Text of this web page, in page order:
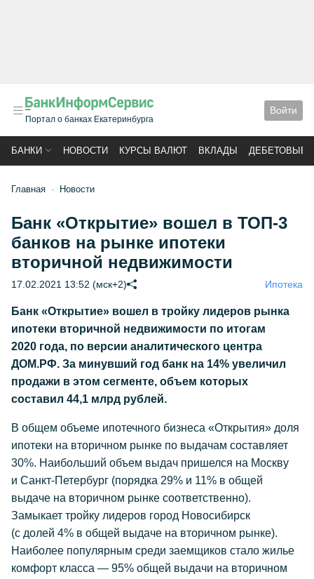
Портал о банках Екатеринбурга
Войти
БАНКИ НОВОСТИ КУРСЫ ВАЛЮТ ВКЛАДЫ ДЕБЕТОВЫЕ
Главная Новости
Банк «Открытие» вошел в ТОП-3
банков на рынке ипотеки
вторичной недвижимости
17.02.2021 13:52 (мск+2) Ипотека
Банк «Открытие» вошел в тройку лидеров рынка
ипотеки вторичной недвижимости по итогам
2020 года, по версии аналитического центра
ДОМ.РФ. За минувший год банк на 14% увеличил
продажи в этом сегменте, объем которых
составил 44,1 млрд рублей.
В общем объеме ипотечного бизнеса «Открытия» доля
ипотеки на вторичном рынке по выдачам составляет
30%. Наибольший объем выдач пришелся на Москву
и Санкт-Петербург (порядка 29% и 11% в общей
выдаче на вторичном рынке соответственно).
Замыкает тройку лидеров город Новосибирск
(с долей 4% в общей выдаче на вторичном рынке).
Наиболее популярным среди заемщиков стало жилье
комфорт класса — 95% общей выдачи на вторичном